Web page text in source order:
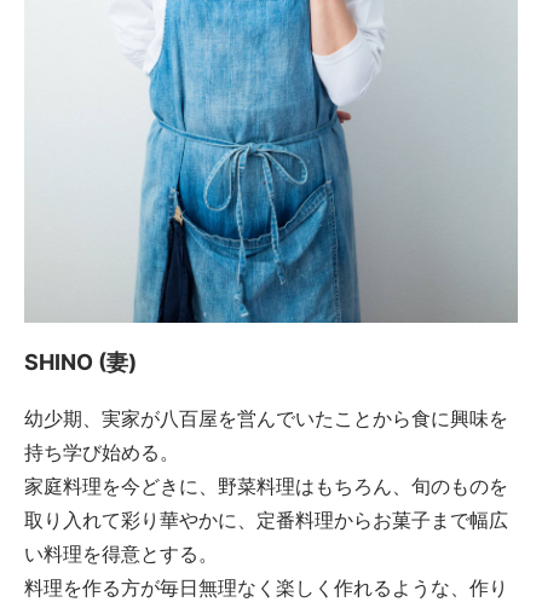
SHINO (妻)
幼少期、実家が八百屋を営んでいたことから食に興味を
持ち学び始める。
家庭料理を今どきに、野菜料理はもちろん、旬のものを
取り入れて彩り華やかに、定番料理からお菓子まで幅広
い料理を得意とする。
料理を作る方が毎日無理なく楽しく作れるような、作り